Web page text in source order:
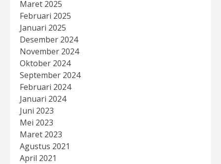
Maret 2025
Februari 2025
Januari 2025
Desember 2024
November 2024
Oktober 2024
September 2024
Februari 2024
Januari 2024
Juni 2023
Mei 2023
Maret 2023
Agustus 2021
April 2021